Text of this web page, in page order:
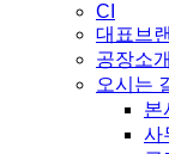
CI
대표브
공장소개
오시는
본
사